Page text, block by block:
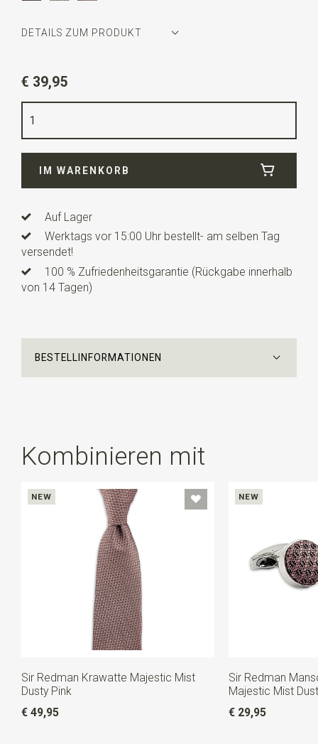
DETAILS ZUM PRODUKT
Farbe
Qualität
Länge 12 cm
verstellbaren Bändchen.
€ 39,95
IM WARENKORB
Auf Lager
Werktags vor 15:00 Uhr bestellt- am selben Tag
versendet!
100 % Zufriedenheitsgarantie (Rückgabe innerhalb
von 14 Tagen)
BESTELLINFORMATIONEN
Kombinieren mit
NEW
Sir Redman Krawatte Majestic Mist
Dusty Pink
€ 49,95
NEW
Sir Redman
Majestic Mist
€ 29,95